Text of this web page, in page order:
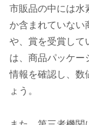
市販品の中には水
か含まれていない
や、賞を受賞して
は、商品パッケー
情報を確認し、数
ょう。